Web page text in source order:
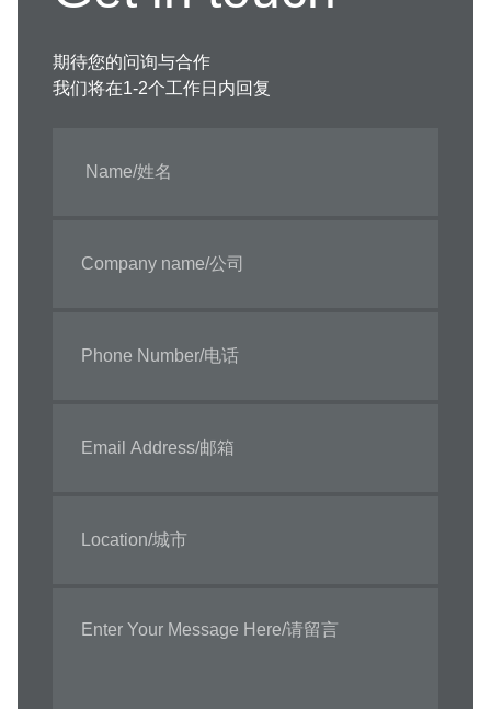
期待您的问询与合作
我们将在1-2个工作日内回复